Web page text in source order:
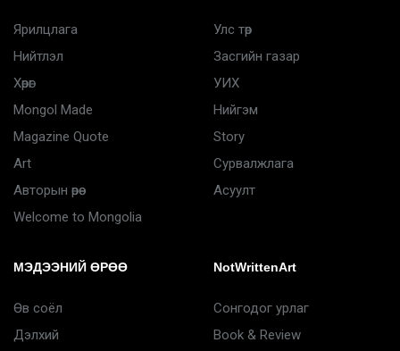
Ярилцлага
Нийтлэл
Хөрөг
Mongol Made
Magazine Quote
Art
Авторын өрөө
Welcome to Mongolia
Улс төр
Засгийн газар
УИХ
Нийгэм
Story
Сурвалжлага
Асуулт
МЭДЭЭНИЙ ӨРӨӨ
Өв соёл
Дэлхий
NotWrittenArt
Сонгодог урлаг
Book & Review